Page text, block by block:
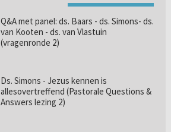
Q&A met panel: ds. Baars - ds. Simons- ds.
van Kooten - ds. van Vlastuin
(vragenronde 2)
Ds. Simons - Jezus kennen is
allesovertreffend (Pastorale Questions &
Answers lezing 2)